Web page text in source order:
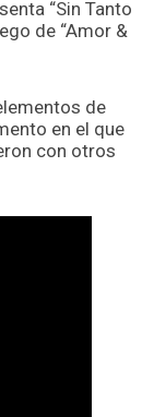
“Sin Tanto
de “Amor &
de
en el que
con otros